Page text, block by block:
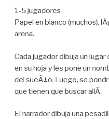
1-5 jugadores
Papel en blanco (muchos),
arena.
Cada jugador dibuja un
en su hoja y les pone un
del sueÃ±o. Luego, se
que tienen que buscar allÃ­.
El narrador dibuja una